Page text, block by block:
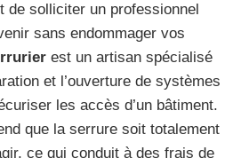
de solliciter un professionnel
sans endommager vos
est un artisan spécialisé
et l’ouverture de systèmes
les accès d’un bâtiment.
que la serrure soit totalement
ce qui conduit à des frais de